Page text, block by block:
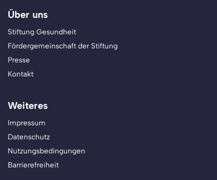
Über uns
Stiftung Gesundheit
Fördergemeinschaft der Stiftung
Presse
Kontakt
Weiteres
Impressum
Datenschutz
Nutzungsbedingungen
Barrierefreiheit